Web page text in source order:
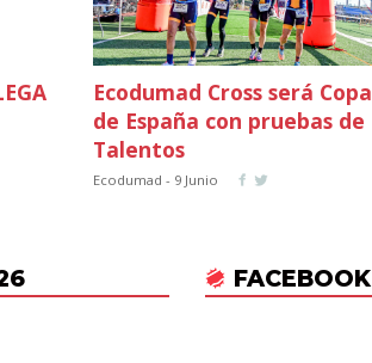
Ecodumad Cross será Copa
de España con pruebas de
Talentos
Ecodumad - 9 Junio
FACEBOOK